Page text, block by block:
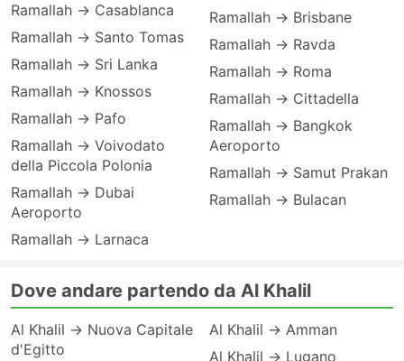
Ramallah → Casablanca
Ramallah → Santo Tomas
Ramallah → Sri Lanka
Ramallah → Knossos
Ramallah → Pafo
Ramallah → Voivodato
della Piccola Polonia
Ramallah → Dubai
Aeroporto
Ramallah → Larnaca
Ramallah → Brisbane
Ramallah → Ravda
Ramallah → Roma
Ramallah → Cittadella
Ramallah → Bangkok
Aeroporto
Ramallah → Samut Prakan
Ramallah → Bulacan
Dove andare partendo da Al Khalil
Al Khalil → Nuova Capitale
d'Egitto
Al Khalil → Amman
Al Khalil → Lugano